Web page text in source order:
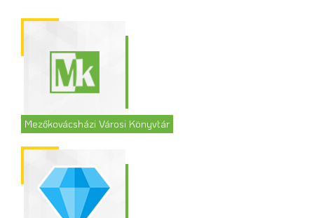
Mezőkovácsházi Városi Könyvtár